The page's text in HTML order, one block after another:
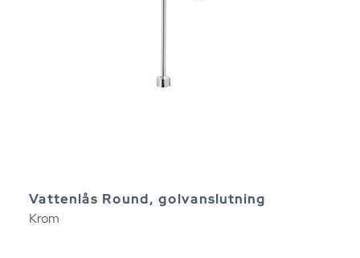
Vattenlås Round, golvanslutning
Krom